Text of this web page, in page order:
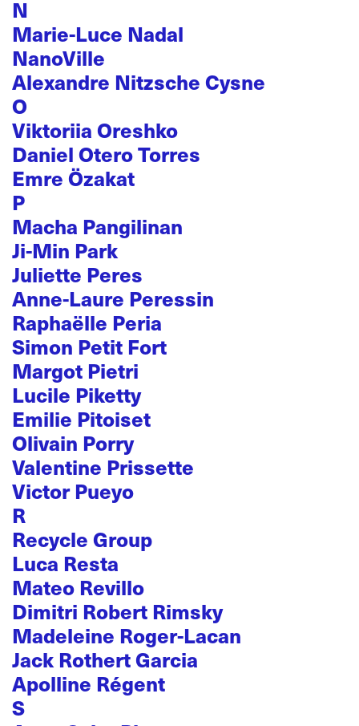
N
Marie-Luce Nadal
NanoVille
Alexandre Nitzsche Cysne
O
Viktoriia Oreshko
Daniel Otero Torres
Emre Özakat
P
Macha Pangilinan
Ji-Min Park
Juliette Peres
Anne-Laure Peressin
Raphaëlle Peria
Simon Petit Fort
Margot Pietri
Lucile Piketty
Emilie Pitoiset
Olivain Porry
Valentine Prissette
Victor Pueyo
R
Recycle Group
Luca Resta
Mateo Revillo
Dimitri Robert Rimsky
Madeleine Roger-Lacan
Jack Rothert Garcia
Apolline Régent
S